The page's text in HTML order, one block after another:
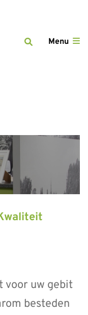
Menu
voor uw gebit
besteden